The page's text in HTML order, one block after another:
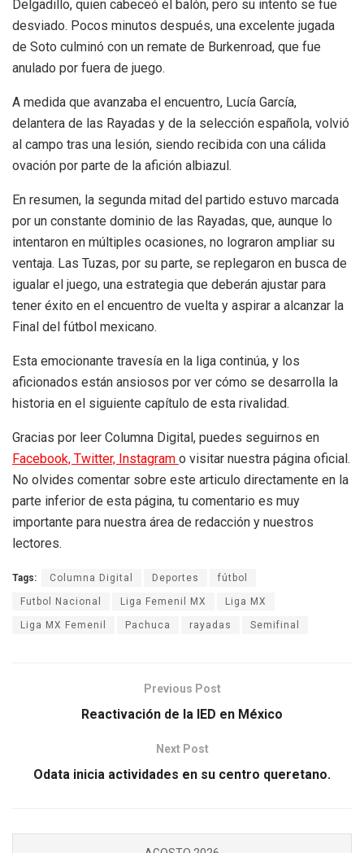
Delgadillo, quien cabeceó el balón, pero su intento se fue
desviado. Pocos minutos después, una excelente jugada
de Soto culminó con un remate de Burkenroad, que fue
anulado por fuera de juego.
A medida que avanzaba el encuentro, Lucía García,
delantera de las Rayadas y de la selección española, volvió
al campo tras una lesión, siendo recibida con una cálida
ovación por parte de la afición albiazul.
En resumen, la segunda mitad del partido estuvo marcada
por un constante dominio de las Rayadas, que, aunque lo
intentaron en múltiples ocasiones, no lograron ampliar su
ventaja. Las Tuzas, por su parte, se replegaron en busca de
igualar el juego, una estrategia que deberán ajustar para
tener éxito en el encuentro de vuelta y aspirar a alcanzar la
Final del fútbol mexicano.
Esta emocionante travesía en la liga continúa, y los
aficionados están ansiosos por ver cómo se desarrolla la
historia en el siguiente capítulo de esta rivalidad.
Gracias por leer Columna Digital, puedes seguirnos en
Facebook, Twitter, Instagram o visitar nuestra página oficial.
No olvides comentar sobre este articulo directamente en la
parte inferior de esta página, tu comentario es muy
importante para nuestra área de redacción y nuestros
lectores.
Tags: Columna Digital Deportes fútbol
Futbol Nacional Liga Femenil MX Liga MX
Liga MX Femenil Pachuca rayadas Semifinal
Previous Post
Reactivación de la IED en México
Next Post
Odata inicia actividades en su centro queretano.